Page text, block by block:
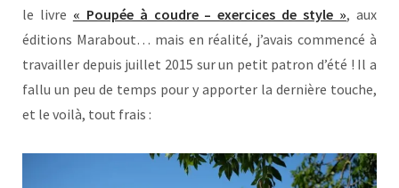
le livre « Poupée à coudre – exercices de style », aux
éditions Marabout… mais en réalité, j’avais commencé à
travailler depuis juillet 2015 sur un petit patron d’été ! Il a
fallu un peu de temps pour y apporter la dernière touche,
et le voilà, tout frais :